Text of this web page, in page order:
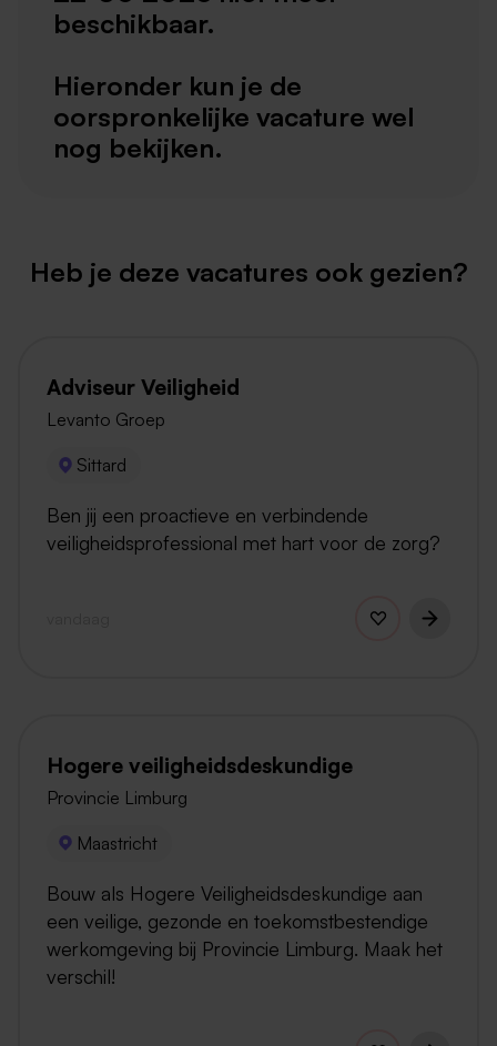
beschikbaar.
Hieronder kun je de
oorspronkelijke vacature wel
nog bekijken.
Heb je deze vacatures ook gezien?
Adviseur Veiligheid
Levanto Groep
Sittard
Ben jij een proactieve en verbindende
veiligheidsprofessional met hart voor de zorg?
Hogere veiligheidsdeskundige
Provincie Limburg
Maastricht
Bouw als Hogere Veiligheidsdeskundige aan
een veilige, gezonde en toekomstbestendige
werkomgeving bij Provincie Limburg. Maak het
verschil!